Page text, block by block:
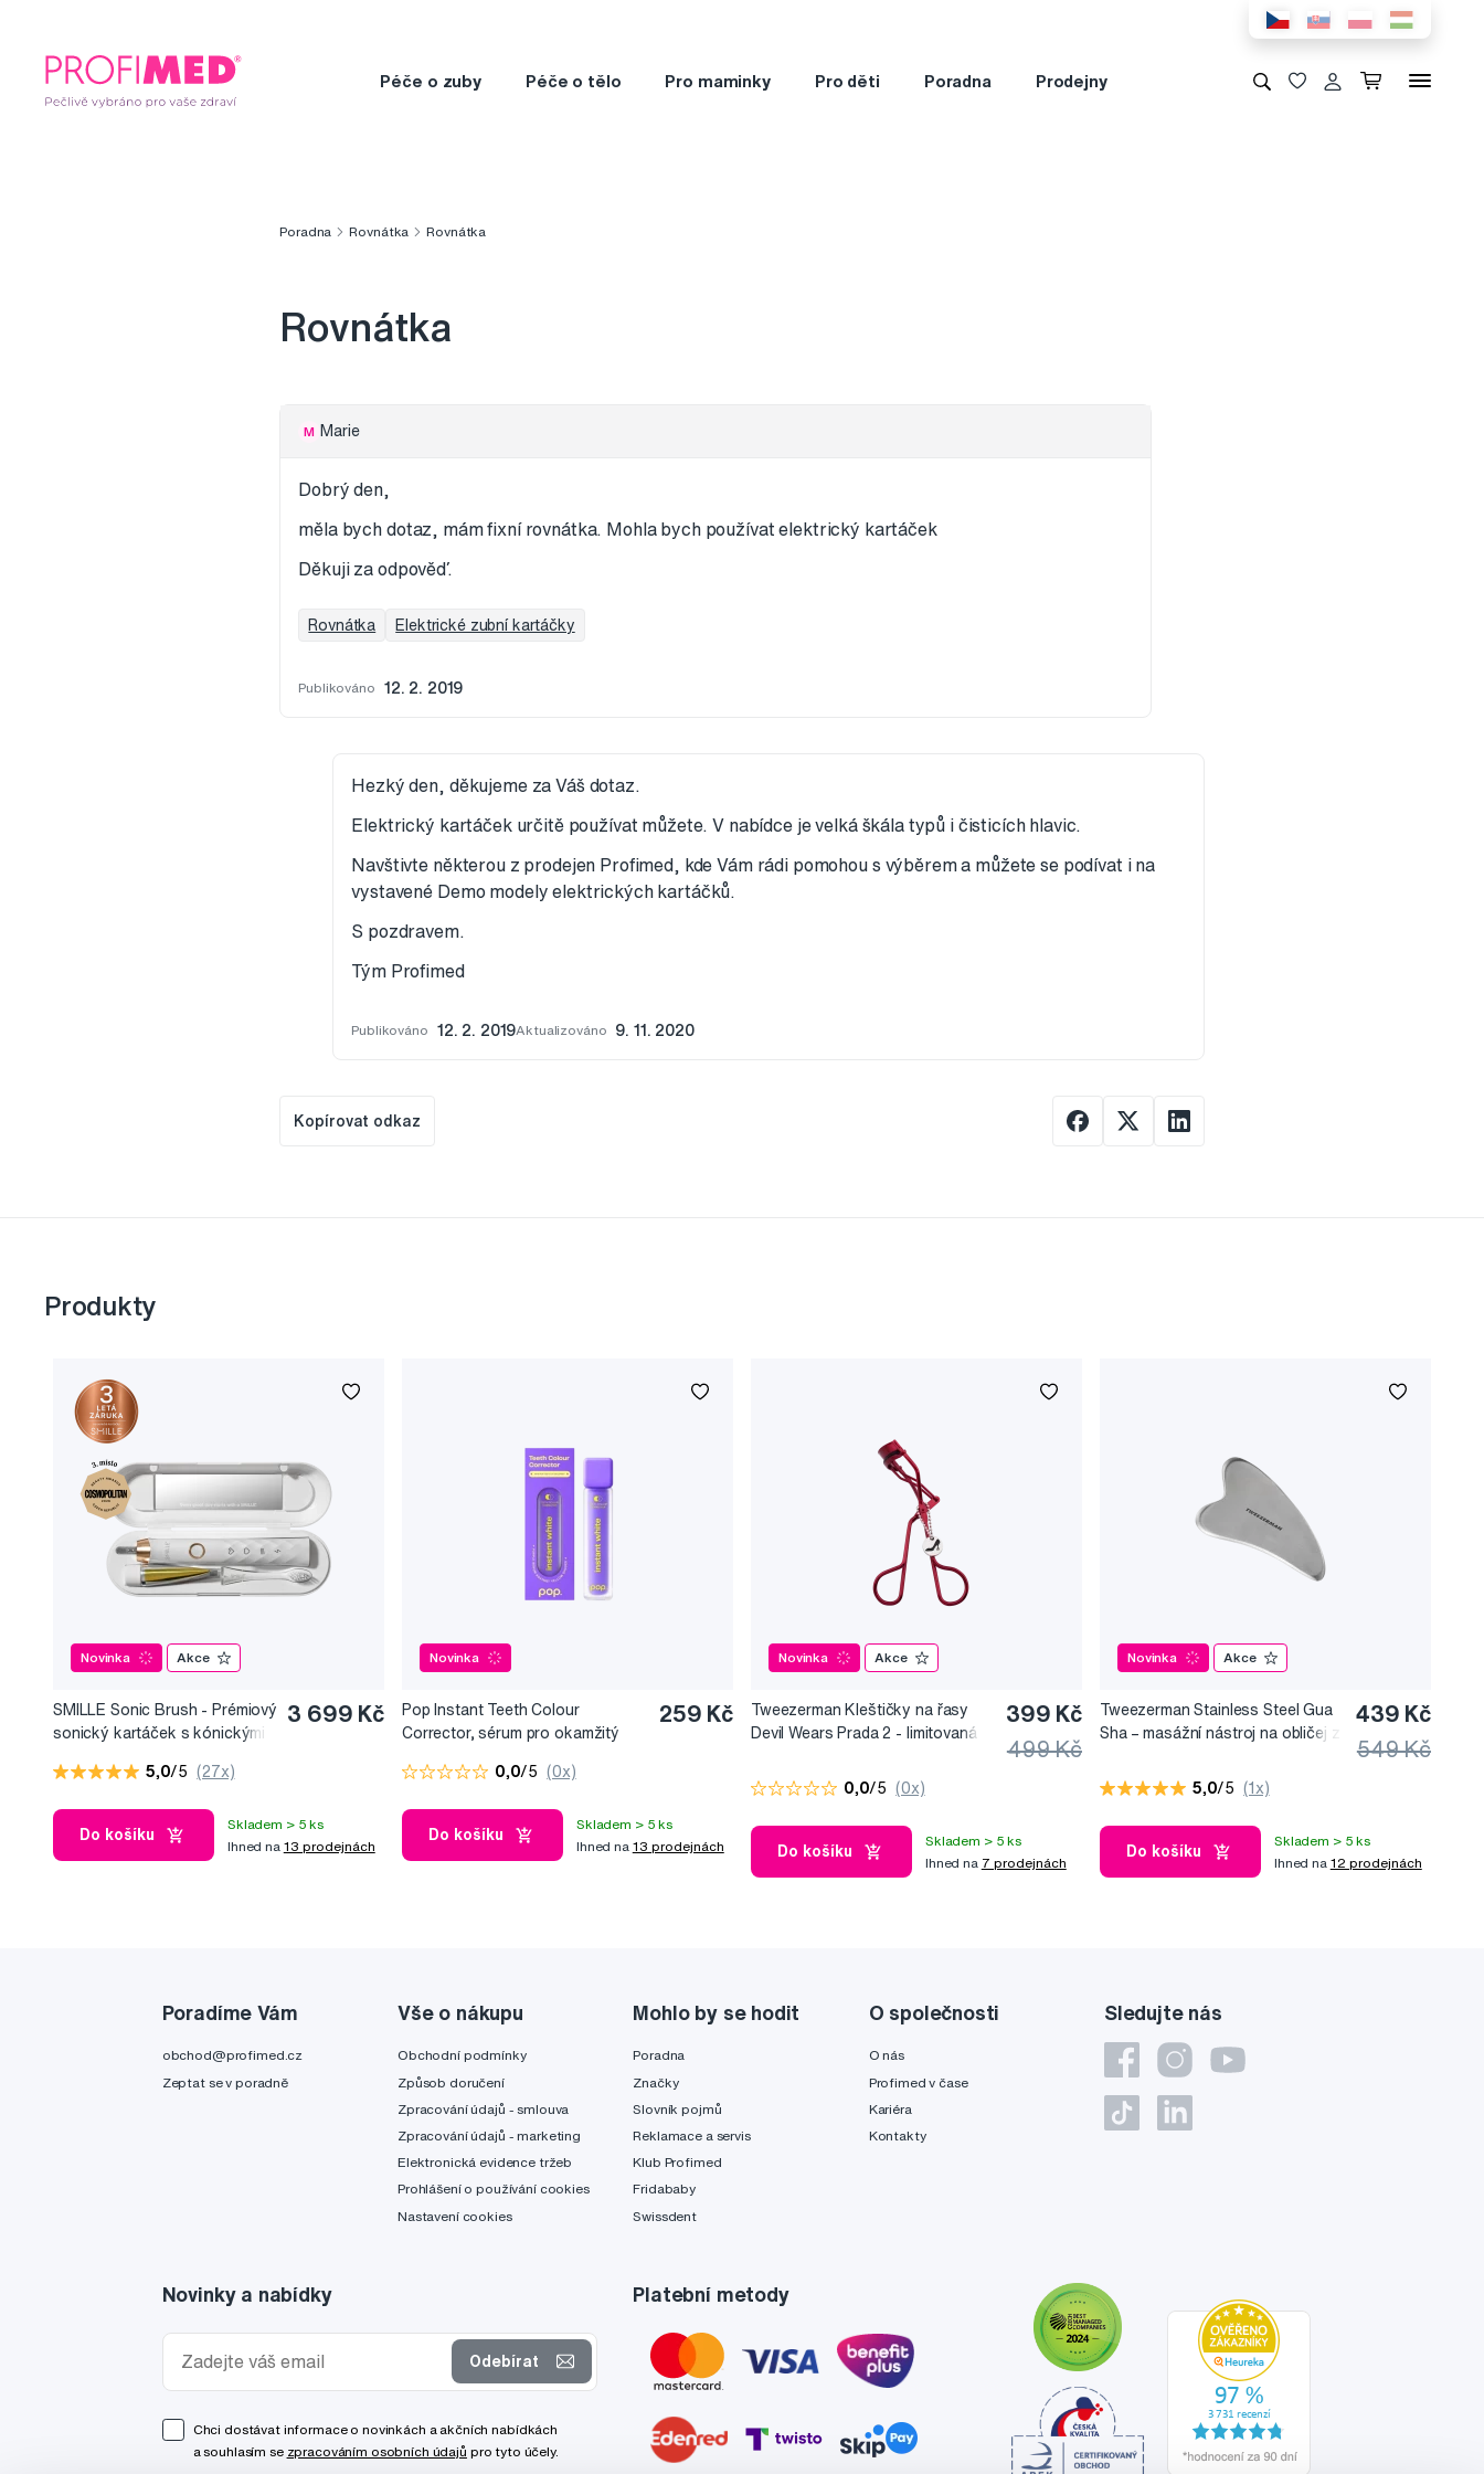
Péče o zuby Péče o tělo Pro maminky Pro děti Poradna Prodejny
Poradna Rovnátka Rovnátka
Rovnátka
M Marie
Dobrý den,
měla bych dotaz, mám fixní rovnátka. Mohla bych používat elektrický kartáček
Děkuji za odpověď.
Rovnátka Elektrické zubní kartáčky
Publikováno 12. 2. 2019
Hezký den, děkujeme za Váš dotaz.
Elektrický kartáček určitě používat můžete. V nabídce je velká škála typů i čisticích hlavic.
Navštivte některou z prodejen Profimed, kde Vám rádi pomohou s výběrem a můžete se podívat i na
vystavené Demo modely elektrických kartáčků.
S pozdravem.
Tým Profimed
Publikováno 12. 2. 2019Aktualizováno 9. 11. 2020
Kopírovat odkaz
Produkty
Novinka Akce
SMILLE Sonic Brush - Prémiový
sonický kartáček s kónickými
3 699 Kč
5,0/5 (27x)
Do košíku
Skladem > 5 ks
Ihned na 13 prodejnách
Novinka
Pop Instant Teeth Colour
Corrector, sérum pro okamžitý
259 Kč
0,0/5 (0x)
Do košíku
Skladem > 5 ks
Ihned na 13 prodejnách
Novinka Akce
Tweezerman Kleštičky na řasy
Devil Wears Prada 2 - limitovaná
399 Kč
499 Kč
0,0/5 (0x)
Do košíku
Skladem > 5 ks
Ihned na 7 prodejnách
Novinka Akce
Tweezerman Stainless Steel Gua
Sha –⁠⁠⁠⁠⁠⁠ masážní nástroj na obličej z
439 Kč
549 Kč
5,0/5 (1x)
Do košíku
Skladem > 5 ks
Ihned na 12 prodejnách
Sledujte nás
Poradíme Vám
obchod@profimed.cz
Zeptat se v poradně
Vše o nákupu
Obchodní podmínky
Způsob doručení
Zpracování údajů - smlouva
Zpracování údajů - marketing
Elektronická evidence tržeb
Prohlášení o používání cookies
Nastavení cookies
Mohlo by se hodit
Poradna
Značky
Slovník pojmů
Reklamace a servis
Klub Profimed
Fridababy
Swissdent
O společnosti
O nás
Profimed v čase
Kariéra
Kontakty
Novinky a nabídky
Odebírat
Chci dostávat informace o novinkách a akčních nabídkách
a souhlasím se zpracováním osobních údajů pro tyto účely.
Platební metody